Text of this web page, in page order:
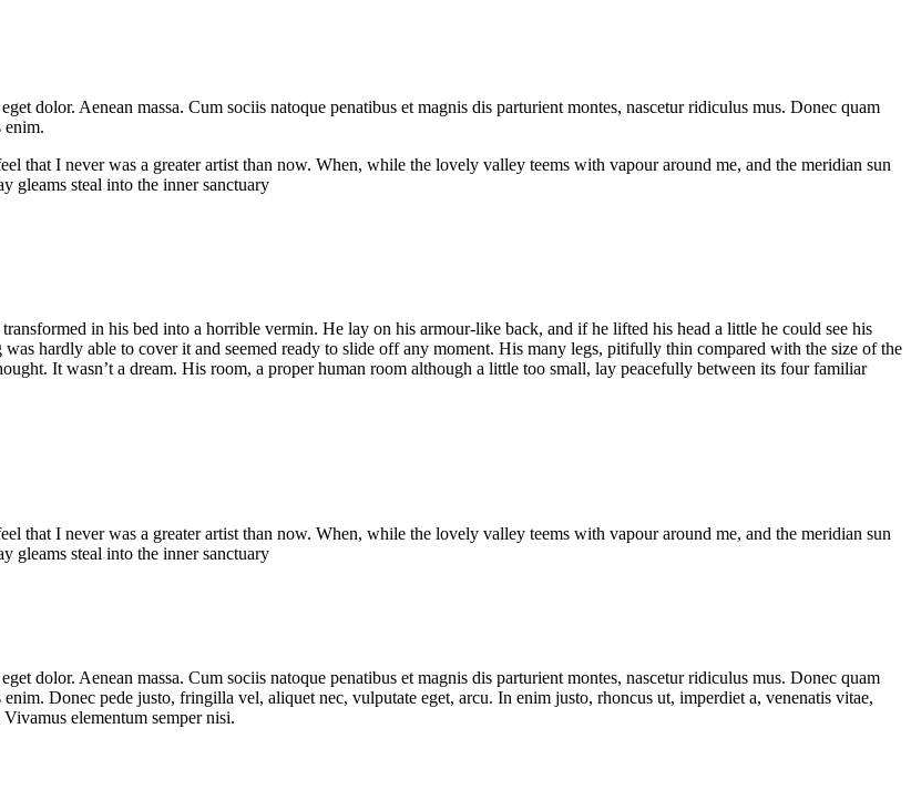
dolor. Aenean massa. Cum sociis natoque penatibus et magnis dis parturient montes, nascetur ridiculus mus. Donec quam
enim.
that I never was a greater artist than now. When, while the lovely valley teems with vapour around me, and the meridian sun
gleams steal into the inner sanctuary
in his bed into a horrible vermin. He lay on his armour-like back, and if he lifted his head a little he could see his
hardly able to cover it and seemed ready to slide off any moment. His many legs, pitifully thin compared with the size of the
It wasn’t a dream. His room, a proper human room although a little too small, lay peacefully between its four familiar
that I never was a greater artist than now. When, while the lovely valley teems with vapour around me, and the meridian sun
gleams steal into the inner sanctuary
dolor. Aenean massa. Cum sociis natoque penatibus et magnis dis parturient montes, nascetur ridiculus mus. Donec quam
Donec pede justo, fringilla vel, aliquet nec, vulputate eget, arcu. In enim justo, rhoncus ut, imperdiet a, venenatis vitae,
elementum semper nisi.